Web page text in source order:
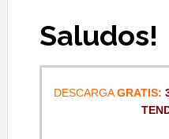
Saludos!
DESCARGAGRATIS: